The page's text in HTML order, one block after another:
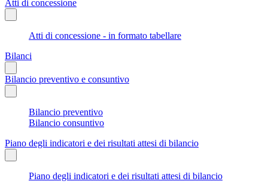
Atti di concessione
Atti di concessione - in formato tabellare
Bilanci
Bilancio preventivo e consuntivo
Bilancio preventivo
Bilancio consuntivo
Piano degli indicatori e dei risultati attesi di bilancio
Piano degli indicatori e dei risultati attesi di bilancio